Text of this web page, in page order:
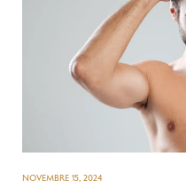
NOVEMBRE 15, 2024